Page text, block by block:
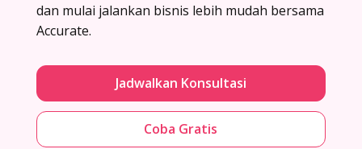
dan mulai jalankan bisnis lebih mudah bersama
Accurate.
Jadwalkan Konsultasi
Coba Gratis